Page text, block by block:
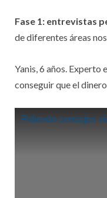
Fase 1: entrevistas
de diferentes áreas
Yanis, 6 años. Experto
conseguir que el
Pidiendo consejos